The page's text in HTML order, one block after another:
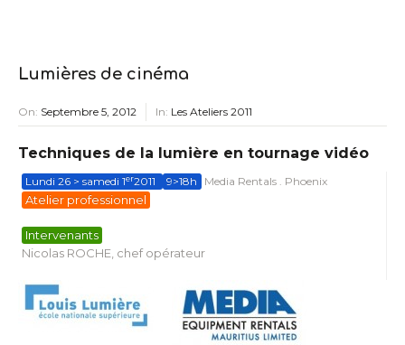
Lumières de cinéma
On: Septembre 5, 2012 In: Les Ateliers 2011
Techniques de la lumière en tournage vidéo
Lundi 26 > samedi 1er2011 9>18h Media Rentals . Phoenix
Atelier professionnel
Intervenants
Nicolas ROCHE, chef opérateur